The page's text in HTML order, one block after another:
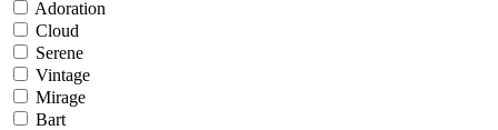
Adoration
Cloud
Serene
Vintage
Mirage
Bart